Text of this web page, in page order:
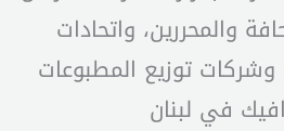
والمحررين، واتحادات
وشركات توزيع المطبوعات
في لبنان